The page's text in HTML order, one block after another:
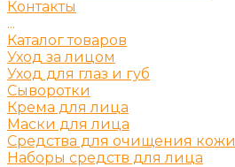
Контакты
...
Каталог товаров
Уход за лицом
Уход для глаз и губ
Сыворотки
Крема для лица
Маски для лица
Средства для очищения кожи
Наборы средств для лица